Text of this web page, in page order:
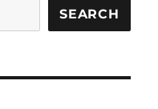
SEARCH